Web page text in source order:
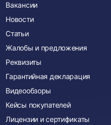
Вакансии
Новости
Статьи
Жалобы и предложения
Реквизиты
Гарантийная декларация
Видеообзоры
Кейсы покупателей
Лицензии и сертификаты